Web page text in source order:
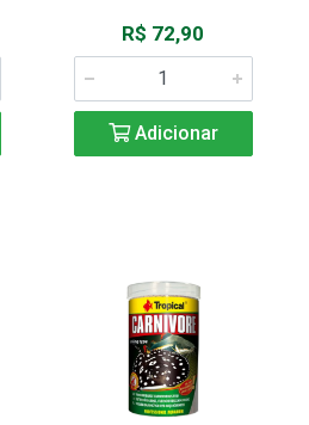
R$ 72,90
Adicionar